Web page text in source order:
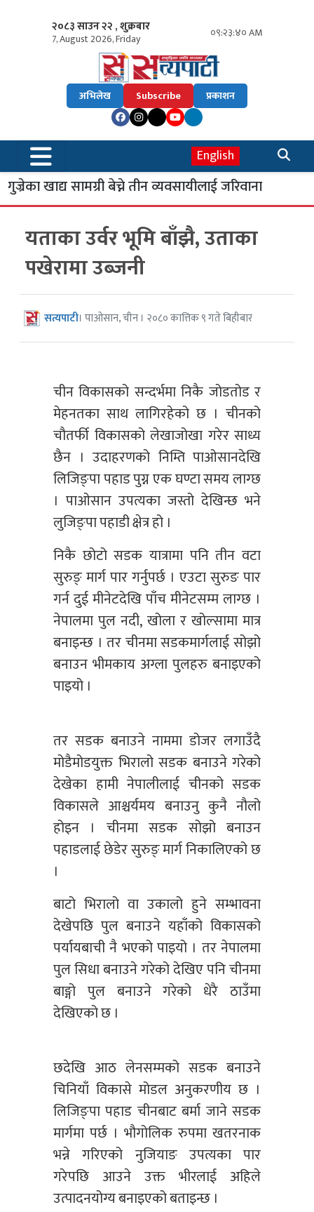
२०८३ साउन २२ , शुक्रबार
7, August 2026, Friday ०९:२३:४१ AM
अभिलेख Subscribe प्रकाशन
English
खाद्य सामग्री बेच्ने तीन व्यवसायीलाई जरिवाना
यताका उर्वर भूमि बाँझै, उताका
पखेरामा उब्जनी
सत्यपाटी। पाओसान, चीन । २०८० कात्तिक ९ गते बिहीबार
चीन विकासको सन्दर्भमा निकै जोडतोड र
मेहनतका साथ लागिरहेको छ । चीनको
चौतर्फी विकासको लेखाजोखा गरेर साध्य
छैन । उदाहरणको निम्ति पाओसानदेखि
लिजिङ्पा पहाड पुग्न एक घण्टा समय लाग्छ
। पाओसान उपत्यका जस्तो देखिन्छ भने
लुजिङ्पा पहाडी क्षेत्र हो ।
निकै छोटो सडक यात्रामा पनि तीन वटा
सुरुङ् मार्ग पार गर्नुपर्छ । एउटा सुरुङ पार
गर्न दुई मीनेटदेखि पाँच मीनेटसम्म लाग्छ ।
नेपालमा पुल नदी, खोला र खोल्सामा मात्र
बनाइन्छ । तर चीनमा सडकमार्गलाई सोझो
बनाउन भीमकाय अग्ला पुलहरु बनाइएको
पाइयो ।
तर सडक बनाउने नाममा डोजर लगाउँदै
मोडैमोडयुक्त भिरालो सडक बनाउने गरेको
देखेका हामी नेपालीलाई चीनको सडक
विकासले आश्चर्यमय बनाउनु कुनै नौलो
होइन । चीनमा सडक सोझो बनाउन
पहाडलाई छेडेर सुरुङ् मार्ग निकालिएको छ
।
बाटो भिरालो वा उकालो हुने सम्भावना
देखेपछि पुल बनाउने यहाँको विकासको
पर्यायबाची नै भएको पाइयो । तर नेपालमा
पुल सिधा बनाउने गरेको देखिए पनि चीनमा
बाङ्गो पुल बनाउने गरेको धेरै ठाउँमा
देखिएको छ ।
छदेखि आठ लेनसम्मको सडक बनाउने
चिनियाँ विकासे मोडल अनुकरणीय छ ।
लिजिङ्पा पहाड चीनबाट बर्मा जाने सडक
मार्गमा पर्छ । भौगोलिक रुपमा खतरनाक
भन्ने गरिएको नुजियाङ उपत्यका पार
गरेपछि आउने उक्त भीरलाई अहिले
उत्पादनयोग्य बनाइएको बताइन्छ ।